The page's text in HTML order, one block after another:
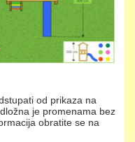
od prikaza na
je promenama bez
obratite se na